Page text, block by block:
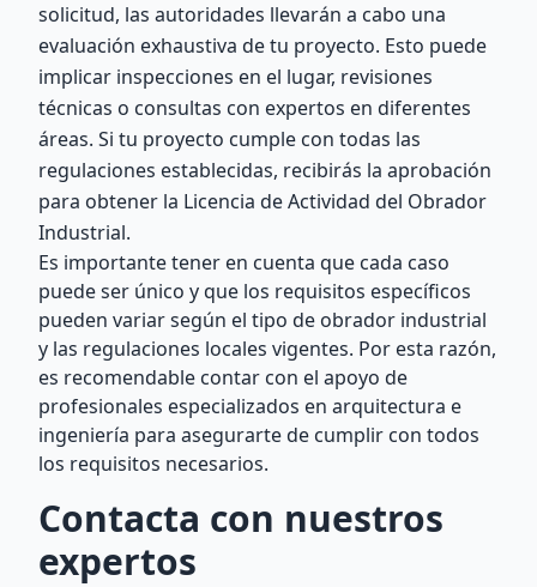
solicitud, las autoridades llevarán a cabo una
evaluación exhaustiva de tu proyecto. Esto puede
implicar inspecciones en el lugar, revisiones
técnicas o consultas con expertos en diferentes
áreas. Si tu proyecto cumple con todas las
regulaciones establecidas, recibirás la aprobación
para obtener la Licencia de Actividad del Obrador
Industrial.
Es importante tener en cuenta que cada caso
puede ser único y que los requisitos específicos
pueden variar según el tipo de obrador industrial
y las regulaciones locales vigentes. Por esta razón,
es recomendable contar con el apoyo de
profesionales especializados en arquitectura e
ingeniería para asegurarte de cumplir con todos
los requisitos necesarios.
Contacta con nuestros
expertos